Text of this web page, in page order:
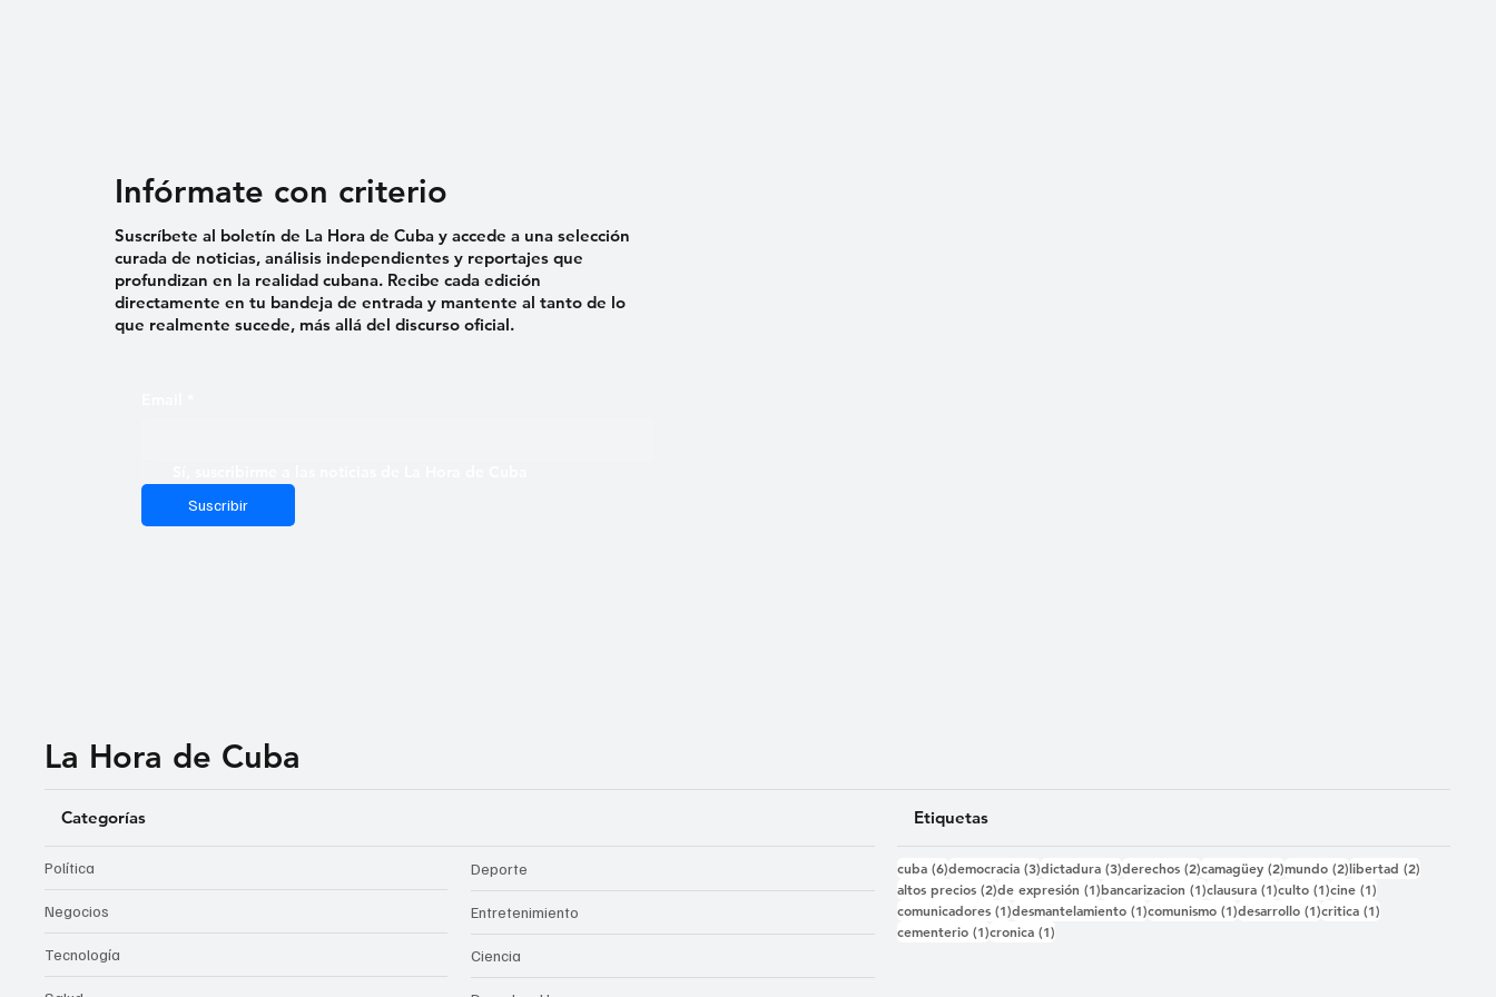
Infórmate con criterio
Suscribir
Suscríbete al boletín de La Hora de Cuba y accede a una selección
curada de noticias, análisis independientes y reportajes que
profundizan en la realidad cubana. Recibe cada edición
directamente en tu bandeja de entrada y mantente al tanto de lo
que realmente sucede, más allá del discurso oficial.
La Hora de Cuba
Categorías
Política
Negocios
Tecnología
Deporte
Entretenimiento
Ciencia
Etiquetas
cuba (6)6 entradas
democracia (3)3 entradas
dictadura (3)3 entradas
derechos (2)2 entradas
camagüey (2)2 entradas
mundo (2)2 entradas
libertad (2)
altos precios (2)2 entradas
de expresión (1)1 entrada
bancarizacion (1)1 entrada
clausura (1)1 entrada
culto (1)1 entrada
cine (1)
comunicadores (1)1 entrada
desmantelamiento (1)1 entrada
comunismo (1)1 entrada
desarrollo (1)1 entrada
critica (1)
cementerio (1)1 entrada
cronica (1)